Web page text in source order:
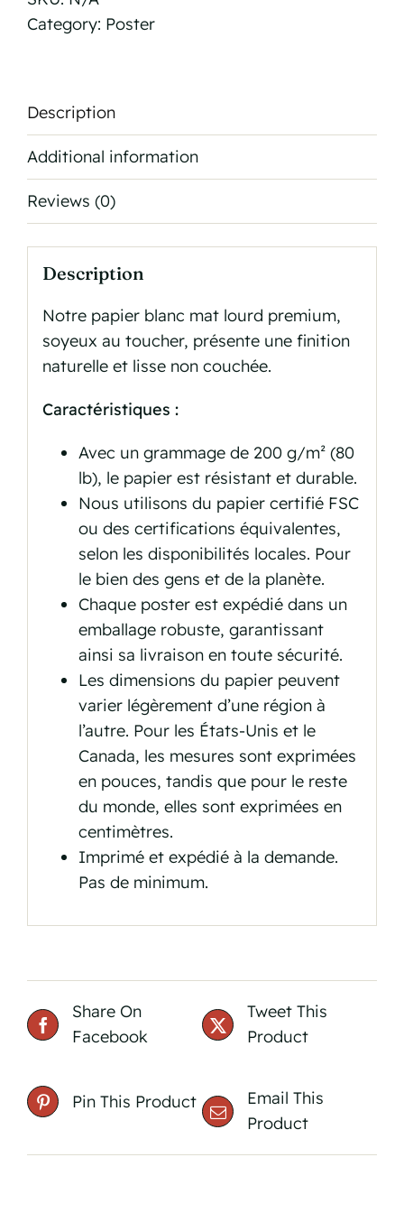
quantity
Category: Poster
Description
Additional information
Reviews (0)
Description
Notre papier blanc mat lourd premium,
soyeux au toucher, présente une finition
naturelle et lisse non couchée.
Caractéristiques :
Avec un grammage de 200 g/m² (80
lb), le papier est résistant et durable.
Nous utilisons du papier certifié FSC
ou des certifications équivalentes,
selon les disponibilités locales. Pour
le bien des gens et de la planète.
Chaque poster est expédié dans un
emballage robuste, garantissant
ainsi sa livraison en toute sécurité.
Les dimensions du papier peuvent
varier légèrement d’une région à
l’autre. Pour les États-Unis et le
Canada, les mesures sont exprimées
en pouces, tandis que pour le reste
du monde, elles sont exprimées en
centimètres.
Imprimé et expédié à la demande.
Pas de minimum.
Share On
Facebook
Tweet This
Product
Pin This Product
Email This
Product